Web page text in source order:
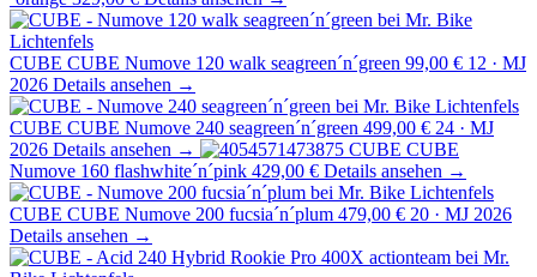
CUBE CUBE Numove 120 walk seagreen´n´green 99,00 € 12 · MJ
2026 Details ansehen →
CUBE CUBE Numove 240 seagreen´n´green 499,00 € 24 · MJ
2026 Details ansehen → CUBE CUBE
Numove 160 flashwhite´n´pink 429,00 € Details ansehen →
CUBE CUBE Numove 200 fucsia´n´plum 479,00 € 20 · MJ 2026
Details ansehen →